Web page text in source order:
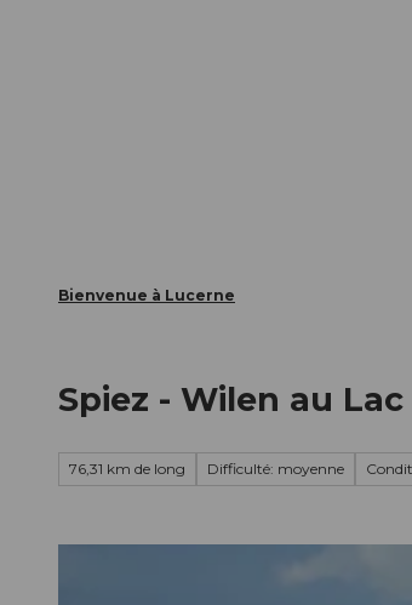
Bienvenue à Lucerne
Spiez - Wilen au Lac
76,31 km de long Difficulté: moyenne